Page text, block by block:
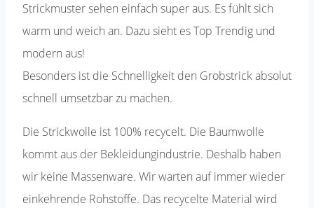
Strickmuster sehen einfach super aus. Es fühlt sich
warm und weich an. Dazu sieht es Top Trendig und
modern aus!
Besonders ist die Schnelligkeit den Grobstrick absolut
schnell umsetzbar zu machen.
Die Strickwolle ist 100% recycelt. Die Baumwolle
kommt aus der Bekleidungindustrie. Deshalb haben
wir keine Massenware. Wir warten auf immer wieder
einkehrende Rohstoffe. Das recycelte Material wird